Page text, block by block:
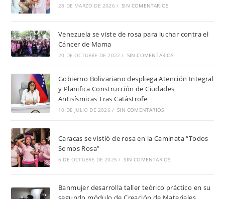
28 DE MARZO DE 2026 / SIN COMENTARIOS
Venezuela se viste de rosa para luchar contra el
Cáncer de Mama
20 DE OCTUBRE DE 2022 / SIN COMENTARIOS
Gobierno Bolivariano despliega Atención Integral
y Planifica Construcción de Ciudades
Antisísmicas Tras Catástrofe
10 DE JULIO DE 2026 / SIN COMENTARIOS
Caracas se vistió de rosa en la Caminata “Todos
Somos Rosa”
6 DE OCTUBRE DE 2025 / SIN COMENTARIOS
Banmujer desarrolla taller teórico práctico en su